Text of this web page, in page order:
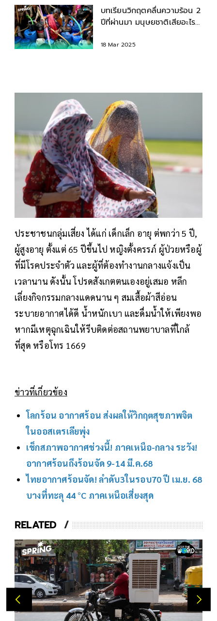
บทเรียนวิกฤตคลื่นความร้อน 2
ปีที่ผ่านมา มนุษยชาติเสียอะไร
18 Mar 2025
ประชาชนกลุ่มเสี่ยง ได้แก่ เด็กเล็ก อายุ ต่พกว่า 5 ปี,
ผู้สูงอายุ ตั้งแต่ 65 ปีขึ้นไป หญิงตั้งครรภ์ ผู้ป่วยหรือผู้
ที่มีโรคประจำตัว และผู้ที่ต้องทำงานกลางแจ้งเป็น
เวลานาน ดังนั้น โปรดสังเกตตนเองอยู่เสมอ หลีก
เลี่ยงกิจกรรมกลางแดดนาน ๆ สมเสื้อผ้าสีอ่อน
ระบายอากาศได้ดี น้ำหนักเบา และดื่มน้ำให้เพียงพอ
หากมีเหตุฉุกเฉินให้รีบติดต่อสถานพยาบาลที่ใกล้
ที่สุด หรือโทร 1669
ข่าวที่เกี่ยวข้อง
โลกร้อน อากาศร้อน ส่งผลให้วิกฤตสุขภาพจิต
ในออสเตรเลียพุ่ง
เช็กสภาพอากาศช่วงนี้! ภาคเหนือ-กลาง ระวัง!
อากาศร้อนถึงร้อนจัด 9-14 มี.ค.68
ไทยอากาศร้อนจัด! ลำดับ3ในรอบ70 ปี เม.ย. 68
บางที่ทะลุ 44 °C ภาคเหนือเสี่ยงสุด
RELATED